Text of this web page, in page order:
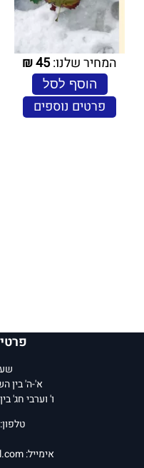
המחיר שלנו:45
₪
הוסף לסל
פרטים נוספים
א'-ה' בין השעות
ו' וערבי חג' בין
טלפון: 02-6248293
אימייל: